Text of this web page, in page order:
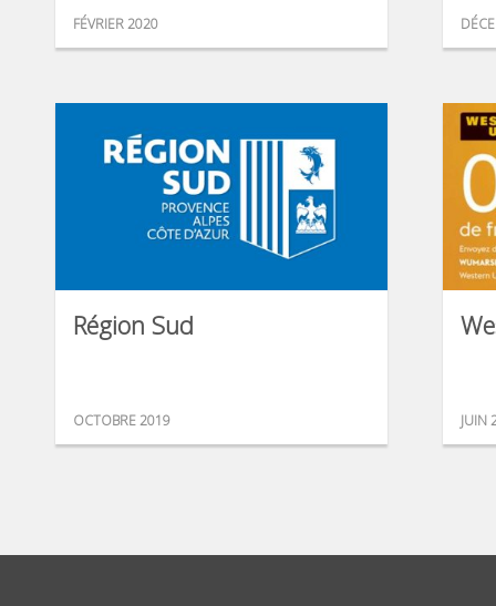
FÉVRIER 2020
Région Sud
OCTOBRE 2019 JUIN